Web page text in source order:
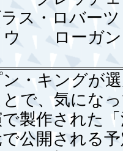
バーツ
ウ ローガ
・キングが
で、気にな
製作された
公開される